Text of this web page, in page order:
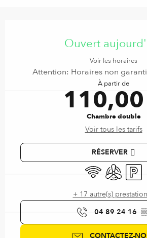
Ouvert
Voir les horaires
Attention: Horaires non
À partir de
Chambre double
Voir tous les tarifs
RÉSERVER
WiFi Air Parking
+ 17 autre(s)
04 89 24 16
CONTACTEZ-